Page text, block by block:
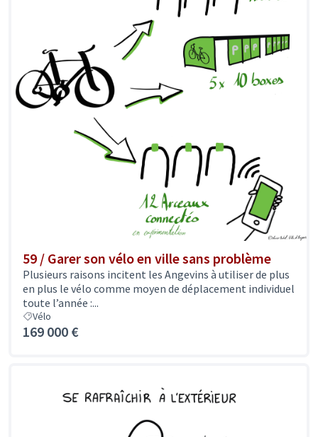
59 / Garer son vélo en ville sans problème
Plusieurs raisons incitent les Angevins à utiliser de plus
en plus le vélo comme moyen de déplacement individuel
toute l’année :...
Vélo
169 000 €